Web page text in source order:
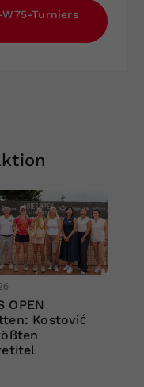
Turniers
OPEN
Kostović